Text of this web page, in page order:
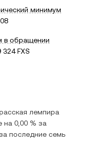
минимум
в обращении
324 FXS
лемпира
на 0,00 % за
за последние семь